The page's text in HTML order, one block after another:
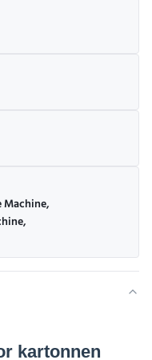
Machine,
,
kartonnen